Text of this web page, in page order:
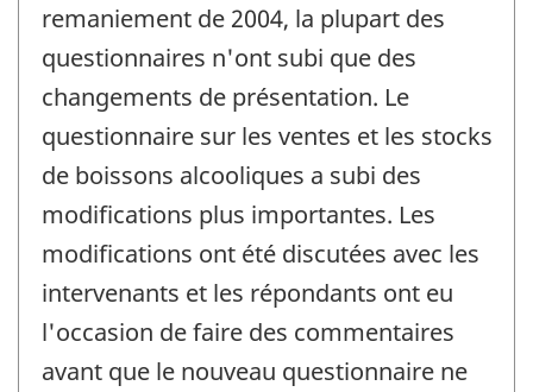
remaniement de 2004, la plupart des
questionnaires n'ont subi que des
changements de présentation. Le
questionnaire sur les ventes et les stocks
de boissons alcooliques a subi des
modifications plus importantes. Les
modifications ont été discutées avec les
intervenants et les répondants ont eu
l'occasion de faire des commentaires
avant que le nouveau questionnaire ne